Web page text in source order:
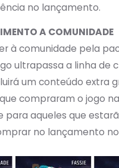
no lançamento.
A COMUNIDADE
à comunidade pela
ultrapassa a linha de
um conteúdo extra
compraram o jogo
para aqueles que
no lançamento